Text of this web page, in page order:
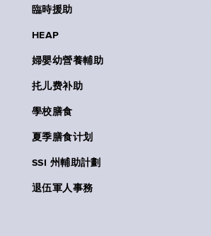
臨時援助
HEAP
婦嬰幼營養輔助
扥儿费补助
學校膳食
夏季膳食计划
SSI 州輔助計劃
退伍軍人事務